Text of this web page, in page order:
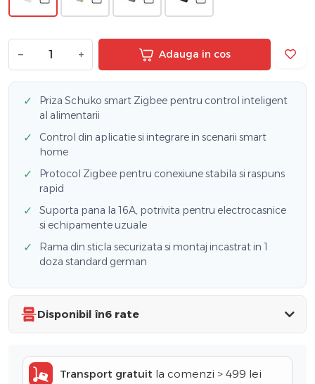
− + Adauga in cos
✓
Priza Schuko smart Zigbee pentru control inteligent
al alimentarii
✓
Control din aplicatie si integrare in scenarii smart
home
✓
Protocol Zigbee pentru conexiune stabila si raspuns
rapid
✓
Suporta pana la 16A, potrivita pentru electrocasnice
si echipamente uzuale
✓
Rama din sticla securizata si montaj incastrat in 1
doza standard german
Disponibil în6 rate
Transport gratuit la comenzi > 499 lei